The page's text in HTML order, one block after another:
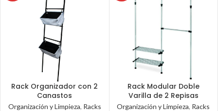
Rack Organizador con 2
Canastos
Organización y Limpieza, Racks
Rack Modular Doble
Varilla de 2 Repisas
Organización y Limpieza, Racks